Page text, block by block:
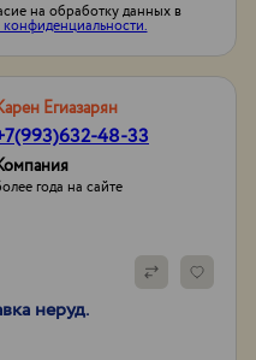
на обработку данных в
Егиазарян
48-33
года на сайте
неруд.